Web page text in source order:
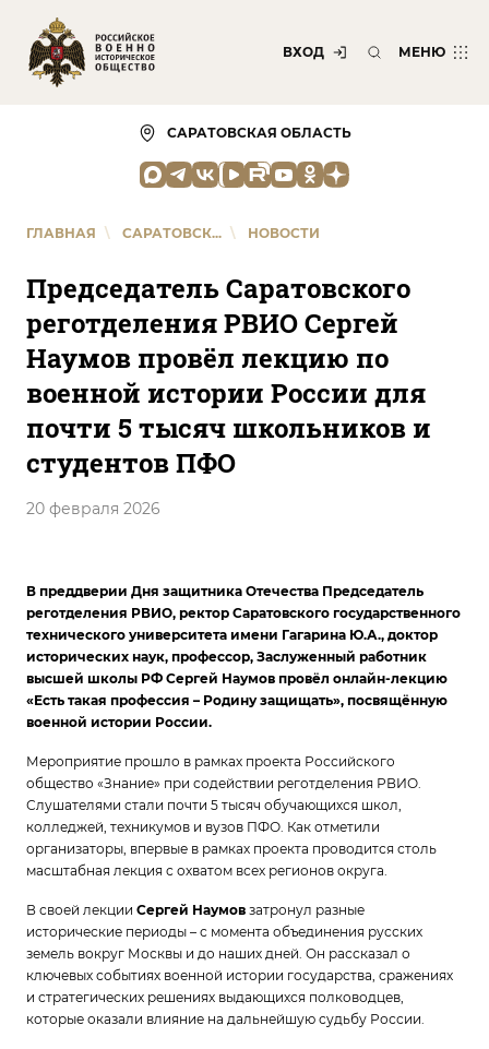
ВХОД МЕНЮ
САРАТОВСКАЯ ОБЛАСТЬ
ГЛАВНАЯ \ САРАТОВСК... \ НОВОСТИ
Председатель Саратовского
реготделения РВИО Сергей
Наумов провёл лекцию по
военной истории России для
почти 5 тысяч школьников и
студентов ПФО
20 февраля 2026
В преддверии Дня защитника Отечества Председатель
реготделения РВИО, ректор Саратовского государственного
технического университета имени Гагарина Ю.А., доктор
исторических наук, профессор, Заслуженный работник
высшей школы РФ Сергей Наумов провёл онлайн-лекцию
«Есть такая профессия – Родину защищать», посвящённую
военной истории России.
Мероприятие прошло в рамках проекта Российского
общество «Знание» при содействии реготделения РВИО.
Слушателями стали почти 5 тысяч обучающихся школ,
колледжей, техникумов и вузов ПФО. Как отметили
организаторы, впервые в рамках проекта проводится столь
масштабная лекция с охватом всех регионов округа.
В своей лекции Сергей Наумов затронул разные
исторические периоды – с момента объединения русских
земель вокруг Москвы и до наших дней. Он рассказал о
ключевых событиях военной истории государства, сражениях
и стратегических решениях выдающихся полководцев,
которые оказали влияние на дальнейшую судьбу России.